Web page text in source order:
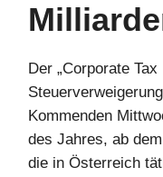
Der „Corporate
Kommenden
des Jahres, ab
die in Österreich